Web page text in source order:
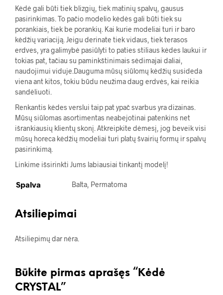
Kėdė gali būti tiek blizgių, tiek matinių spalvų, gausus
pasirinkimas. To pačio modelio kėdės gali būti tiek su
porankiais, tiek be porankių. Kai kurie modeliai turi ir baro
kėdžių variaciją. Jeigu derinate tiek vidaus, tiek terasos
erdves, yra galimybė pasiūlyti to paties stiliaus kėdes laukui ir
tokias pat, tačiau su paminkštinimais sėdimajai daliai,
naudojimui viduje.Dauguma mūsų siūlomų kėdžių susideda
viena ant kitos, tokiu būdu neužima daug erdvės, kai reikia
sandėliuoti.
Renkantis kėdes verslui taip pat ypač svarbus yra dizainas.
Mūsų siūlomas asortimentas neabejotinai patenkins net
išrankiausių klientų skonį. Atkreipkite dėmesį, jog beveik visi
mūsų horeca kėdžių modeliai turi platų švairių formų ir spalvų
pasirinkimą.
Linkime išsirinkti Jums labiausiai tinkantį modelį!
Spalva Balta, Permatoma
Atsiliepimai
Atsiliepimų dar nėra.
Būkite pirmas aprašęs “Kėdė
CRYSTAL”